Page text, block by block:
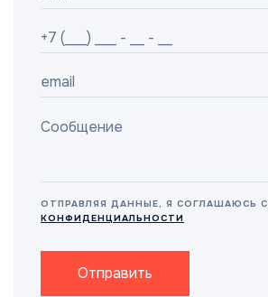
ОТПРАВЛЯЯ ДАННЫЕ, Я СОГЛАШАЮСЬ С
КОНФИДЕНЦИАЛЬНОСТИ
Отправить